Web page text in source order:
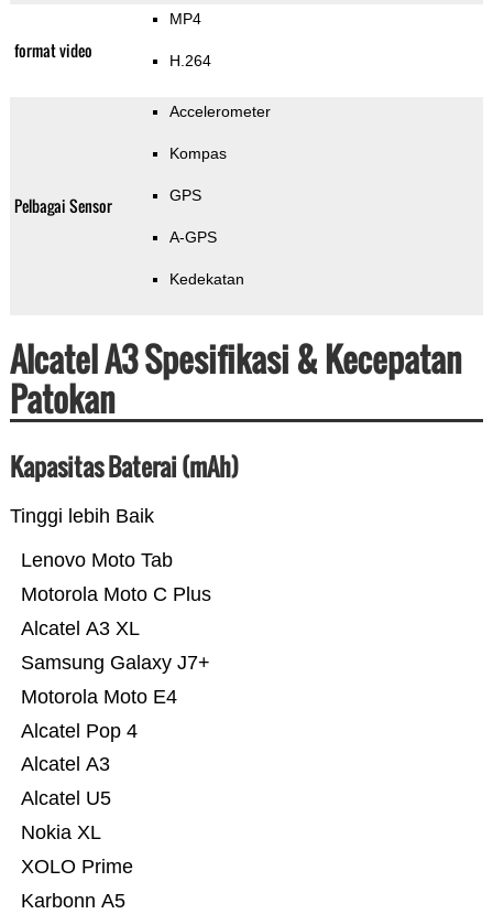
format video
MP4
H.264
Pelbagai Sensor
Accelerometer
Kompas
GPS
A-GPS
Kedekatan
Alcatel A3 Spesifikasi & Kecepatan
Patokan
Kapasitas Baterai (mAh)
Tinggi lebih Baik
Karbonn A5
XOLO Prime
Nokia XL
Alcatel U5
Alcatel A3
Alcatel Pop 4
Motorola Moto E4
Samsung Galaxy J7+
Alcatel A3 XL
Motorola Moto C Plus
Lenovo Moto Tab